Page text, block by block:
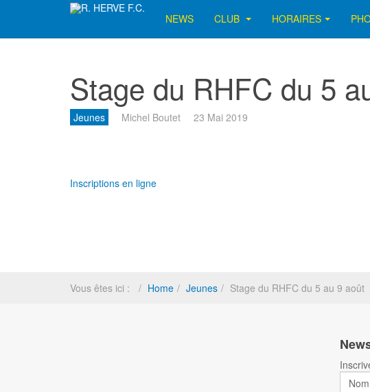
NEWS CLUB HORAIRES
Stage du RHFC du 5
Jeunes Michel Boutet 23 Mai 2019
Inscriptions en ligne
Vous êtes ici : Home Jeunes Stage du RHFC du 5 au 9 août